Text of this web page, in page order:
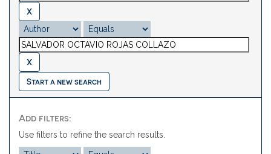
Start a new search
Add filters:
Use filters to refine the search results.